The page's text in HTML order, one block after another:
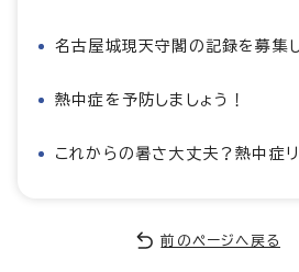
名古屋城現天守閣の記録を募集
熱中症を予防しましょう！
これからの暑さ大丈夫？熱中症
前のページへ戻る